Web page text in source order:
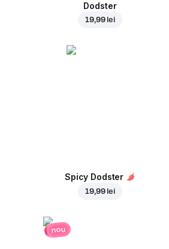
Dodster
19,99 lei
Spicy Dodster
19,99 lei
nou